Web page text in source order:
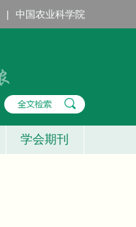
| 中国农业科学院
学会期刊